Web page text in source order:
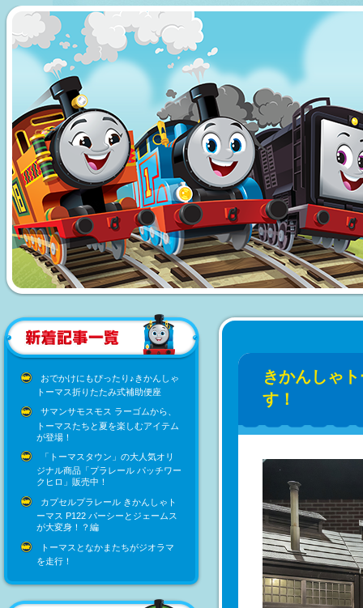
おでかけにもぴったり♪きかんしゃ
トーマス折りたたみ式補助便座
サマンサモスモス ラーゴムから、
トーマスたちと夏を楽しむアイテム
が登場！
「トーマスタウン」の大人気オリ
ジナル商品「プラレール パッチワー
クヒロ」販売中！
カプセルプラレール きかんしゃト
ーマス P122 パーシーとジェームス
が大変身！？編
トーマスとなかまたちがジオラマ
を走行！
きかんしゃ
す！